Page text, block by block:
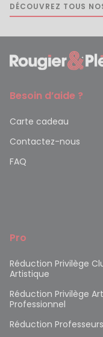
DÉCOUVREZ TOUS
Besoin d’aide ?
Carte cadeau
Contactez-nous
FAQ
Pro
Réduction Privilège
Artistique
Réduction Privilège
Professionnel
Réduction Professeurs